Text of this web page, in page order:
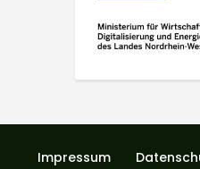
Impressum